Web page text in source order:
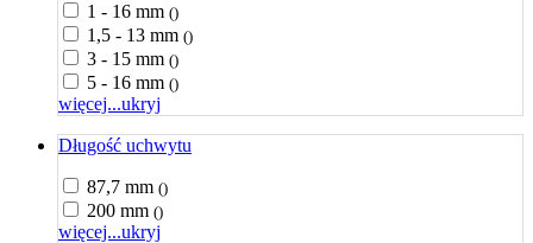
1 - 16 mm ()
1,5 - 13 mm ()
3 - 15 mm ()
5 - 16 mm ()
więcej...ukryj
Długość uchwytu
87,7 mm ()
200 mm ()
więcej...ukryj